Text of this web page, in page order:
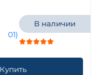
В наличии
Купить